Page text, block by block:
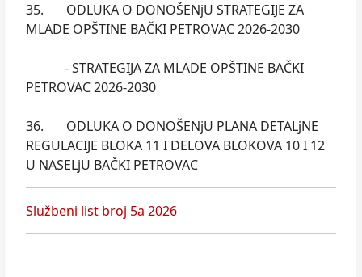
35. ODLUKA O DONOŠENjU STRATEGIJE ZA
MLADE OPŠTINE BAČKI PETROVAC 2026-2030
- STRATEGIJA ZA MLADE OPŠTINE BAČKI
PETROVAC 2026-2030
36. ODLUKA O DONOŠENjU PLANA DETALjNE
REGULACIJE BLOKA 11 I DELOVA BLOKOVA 10 I 12
U NASELjU BAČKI PETROVAC
Službeni list broj 5a 2026